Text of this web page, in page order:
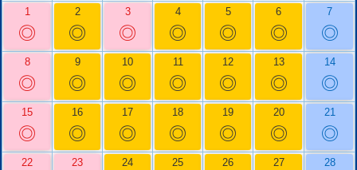
1
◎
2
◎
3
◎
4
◎
5
◎
6
◎
7
◎
8
◎
9
◎
10
◎
11
◎
12
◎
13
◎
14
◎
15
◎
16
◎
17
◎
18
◎
19
◎
20
◎
21
◎
22 23 24 25 26 27 28